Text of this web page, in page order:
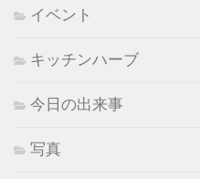
イベント
キッチンハーブ
今日の出来事
写真